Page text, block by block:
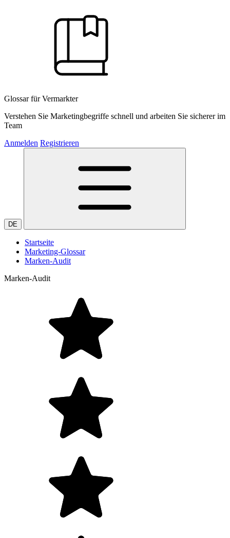
Glossar für Vermarkter
Verstehen Sie Marketingbegriffe schnell und arbeiten Sie sicherer im
Team
Anmelden Registrieren
DE
Startseite
Marketing-Glossar
Marken-Audit
Marken-Audit